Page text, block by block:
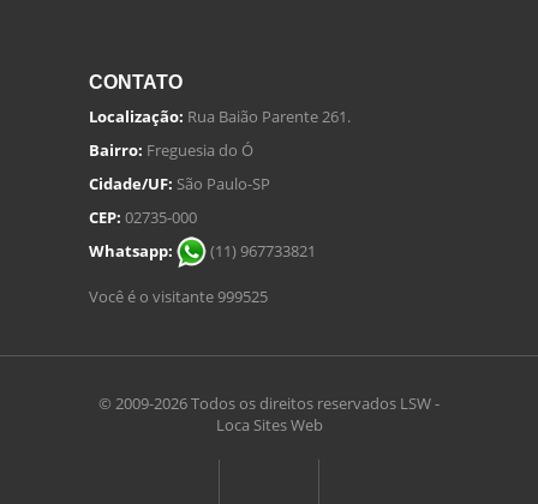
CONTATO
Localização: Rua Baião Parente 261.
Bairro: Freguesia do Ó
Cidade/UF: São Paulo-SP
CEP: 02735-000
Whatsapp:
(11) 967733821
Você é o visitante 999525
© 2009-2026 Todos os direitos reservados LSW -
Loca Sites Web